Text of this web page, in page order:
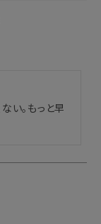
い。もっと早